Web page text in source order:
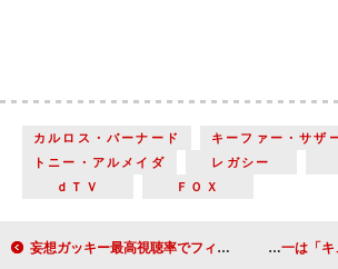
カルロス・バーナード
キーファー・サザ
トニー・アルメイダ
レガシー
ｄＴＶ
ＦＯＸ
妄想ガッキー最高視聴率でフィナーレ ムズキュン！炸裂「逃げ恥」ロスは大丈夫？ 観月ありさ、夫は「私よりも